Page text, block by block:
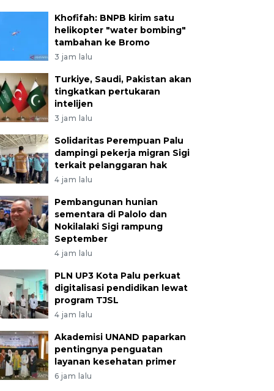
Khofifah: BNPB kirim satu
helikopter "water bombing"
tambahan ke Bromo
3 jam lalu
Turkiye, Saudi, Pakistan akan
tingkatkan pertukaran
intelijen
3 jam lalu
Solidaritas Perempuan Palu
dampingi pekerja migran Sigi
terkait pelanggaran hak
4 jam lalu
Pembangunan hunian
sementara di Palolo dan
Nokilalaki Sigi rampung
September
4 jam lalu
PLN UP3 Kota Palu perkuat
digitalisasi pendidikan lewat
program TJSL
4 jam lalu
Akademisi UNAND paparkan
pentingnya penguatan
layanan kesehatan primer
6 jam lalu